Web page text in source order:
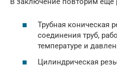
Трубная коническая
соединения труб,
температуре и
Цилиндрическая